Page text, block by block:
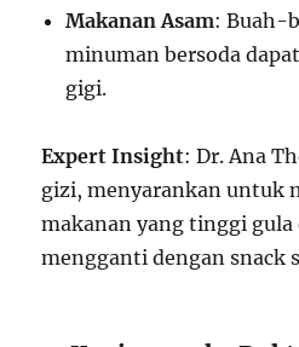
Makanan Asam: Buah-
minuman bersoda
gigi.
Expert Insight: Dr. Ana
gizi, menyarankan untuk
makanan yang tinggi gula
mengganti dengan snack